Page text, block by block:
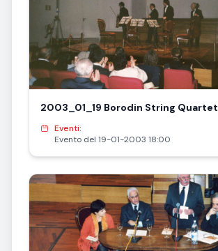
2003_01_19 Borodin String Quartet
Eventi:
Evento del 19-01-2003 18:00